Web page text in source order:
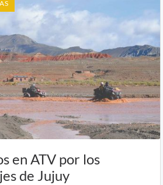
en ATV por los
de Jujuy